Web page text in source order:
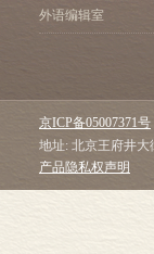
外语编辑室
京ICP备05007371号
地址: 北京王府井大
产品隐私权声明